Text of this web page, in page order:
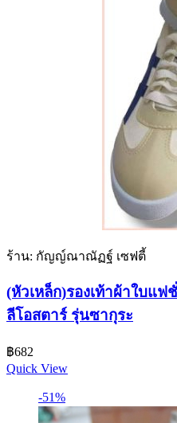
ร้าน: กัญญ์ณาณัฏฐ์ เซฟตี้
(หัวเหล็ก)รองเท้าผ้าใบแ
ลีโอสตาร์ รุ่นซากุระ
฿682
Quick View
-51%